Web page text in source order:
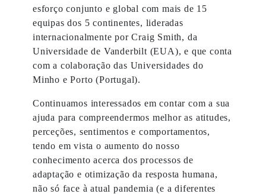
esforço conjunto e global com mais de 15
equipas dos 5 continentes, lideradas
internacionalmente por Craig Smith, da
Universidade de Vanderbilt (EUA), e que conta
com a colaboração das Universidades do
Minho e Porto (Portugal).
Continuamos interessados em contar com a sua
ajuda para compreendermos melhor as atitudes,
perceções, sentimentos e comportamentos,
tendo em vista o aumento do nosso
conhecimento acerca dos processos de
adaptação e otimização da resposta humana,
não só face à atual pandemia (e a diferentes